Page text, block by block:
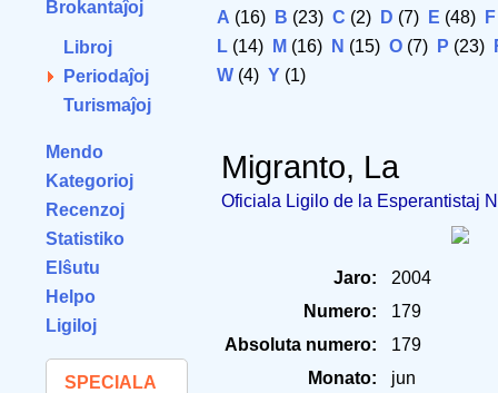
Brokantaĵoj
Libroj
Periodaĵoj
Turismaĵoj
Mendo
Kategorioj
Recenzoj
Statistiko
Elŝutu
Helpo
Ligiloj
SPECIALA
A (16) B (23) C (2) D (7) E (48) F
L (14) M (16) N (15) O (7) P (23)
W (4) Y (1)
Migranto, La
Oficiala Ligilo de la Esperantistaj
Jaro:
2004
Numero:
179
Absoluta numero:
179
Monato:
jun